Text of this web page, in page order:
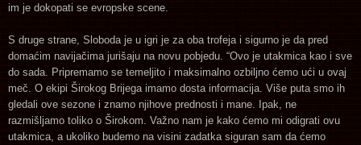
im je dokopati se evropske scene.
S druge strane, Sloboda je u igri je za oba trofeja i sigurno je da pred
domaćim navijačima jurišaju na novu pobjedu. “Ovo je utakmica kao i sve
do sada. Pripremamo se temeljito i maksimalno ozbiljno ćemo ući u ovaj
meč. O ekipi Širokog Brijega imamo dosta informacija. Više puta smo ih
gledali ove sezone i znamo njihove prednosti i mane. Ipak, ne
razmišljamo toliko o Širokom. Važno nam je kako ćemo mi odigrati ovu
utakmica, a ukoliko budemo na visini zadatka siguran sam da ćemo